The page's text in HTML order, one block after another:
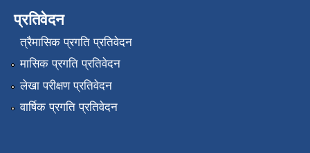
प्रतिवेदन
त्रैमासिक प्रगति प्रतिवेदन
मासिक प्रगति प्रतिवेदन
लेखा परीक्षण प्रतिवेदन
वार्षिक प्रगति प्रतिवेदन